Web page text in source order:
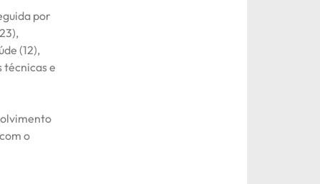
por
(12),
técnicas e
o